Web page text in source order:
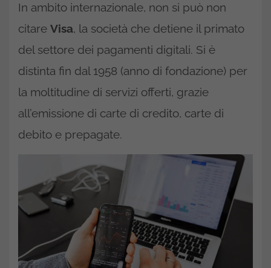
In ambito internazionale, non si può non
citare Visa, la società che detiene il primato
del settore dei pagamenti digitali. Si è
distinta fin dal 1958 (anno di fondazione) per
la moltitudine di servizi offerti, grazie
all’emissione di carte di credito, carte di
debito e prepagate.